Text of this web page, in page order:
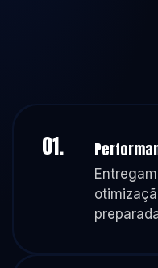
01.